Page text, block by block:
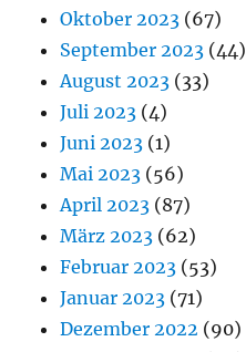
Oktober 2023 (67)
September 2023 (44)
August 2023 (33)
Juli 2023 (4)
Juni 2023 (1)
Mai 2023 (56)
April 2023 (87)
März 2023 (62)
Februar 2023 (53)
Januar 2023 (71)
Dezember 2022 (90)